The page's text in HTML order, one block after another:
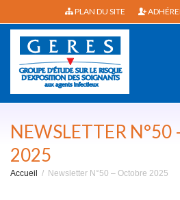
PLAN DU SITE
NEWSLETTER N°50
2025
Accueil Newsletter N°50 – Octobre 2025